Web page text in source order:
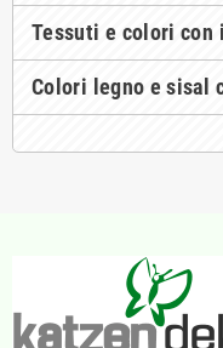
Tessuti e colori con
Colori legno e sisal